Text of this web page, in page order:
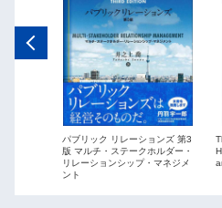
パブリック リレーションズ 第3
版 マルチ・ステークホルダー・
リレーションシップ・マネジメ
ント